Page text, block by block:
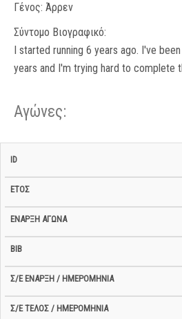
Γένος: Άρρεν
Σύντομο Βιογραφικό:
I started running 6 years ago. I've
years and I'm trying hard to complete
Αγώνες:
Αγώνα